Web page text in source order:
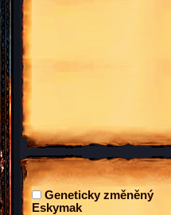
Geneticky změněný
Eskymak